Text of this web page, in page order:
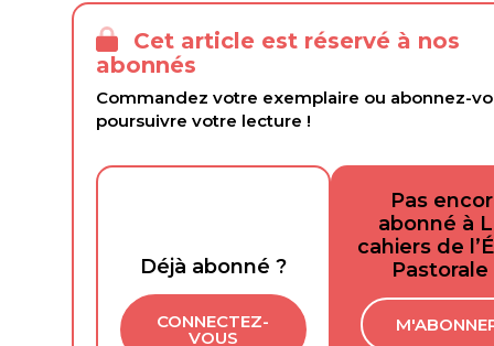
Cet article est réservé à nos
abonnés
Commandez votre exemplaire ou abonnez-
poursuivre votre lecture !
Déjà abonné ?
CONNECTEZ-
VOUS
Pas
abonné à
cahiers de
Pastorale